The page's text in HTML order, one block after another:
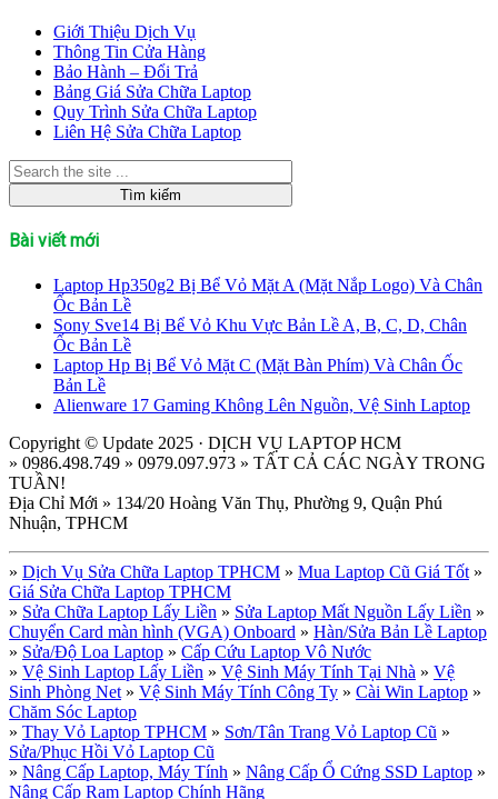
Giới Thiệu Dịch Vụ
Thông Tin Cửa Hàng
Bảo Hành – Đổi Trả
Bảng Giá Sửa Chữa Laptop
Quy Trình Sửa Chữa Laptop
Liên Hệ Sửa Chữa Laptop
Bài viết mới
Laptop Hp350g2 Bị Bể Vỏ Mặt A (Mặt Nắp Logo) Và Chân
Ốc Bản Lề
Sony Sve14 Bị Bể Vỏ Khu Vực Bản Lề A, B, C, D, Chân
Ốc Bản Lề
Laptop Hp Bị Bể Vỏ Mặt C (Mặt Bàn Phím) Và Chân Ốc
Bản Lề
Alienware 17 Gaming Không Lên Nguồn, Vệ Sinh Laptop
Copyright © Update 2025 · DỊCH VỤ LAPTOP HCM
» 0986.498.749 » 0979.097.973 » TẤT CẢ CÁC NGÀY TRONG
TUẦN!
Địa Chỉ Mới » 134/20 Hoàng Văn Thụ, Phường 9, Quận Phú
Nhuận, TPHCM
» Dịch Vụ Sửa Chữa Laptop TPHCM » Mua Laptop Cũ Giá Tốt »
Giá Sửa Chữa Laptop TPHCM
» Sửa Chữa Laptop Lấy Liền » Sửa Laptop Mất Nguồn Lấy Liền »
Chuyển Card màn hình (VGA) Onboard » Hàn/Sửa Bản Lề Laptop
» Sửa/Độ Loa Laptop » Cấp Cứu Laptop Vô Nước
» Vệ Sinh Laptop Lấy Liền » Vệ Sinh Máy Tính Tại Nhà » Vệ
Sinh Phòng Net » Vệ Sinh Máy Tính Công Ty » Cài Win Laptop »
Chăm Sóc Laptop
» Thay Vỏ Laptop TPHCM » Sơn/Tân Trang Vỏ Laptop Cũ »
Sửa/Phục Hồi Vỏ Laptop Cũ
» Nâng Cấp Laptop, Máy Tính » Nâng Cấp Ổ Cứng SSD Laptop »
Nâng Cấp Ram Laptop Chính Hãng